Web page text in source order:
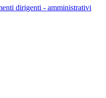
dirigenti - amministrativi